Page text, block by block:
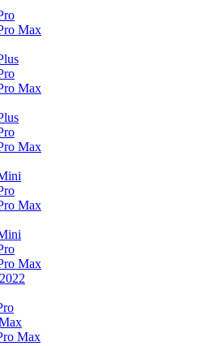
Max
Max
Max
Max
Max
Max